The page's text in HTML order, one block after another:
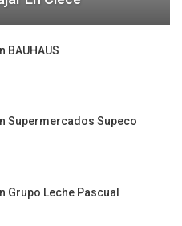
BAUHAUS
Supermercados Supeco
Grupo Leche Pascual